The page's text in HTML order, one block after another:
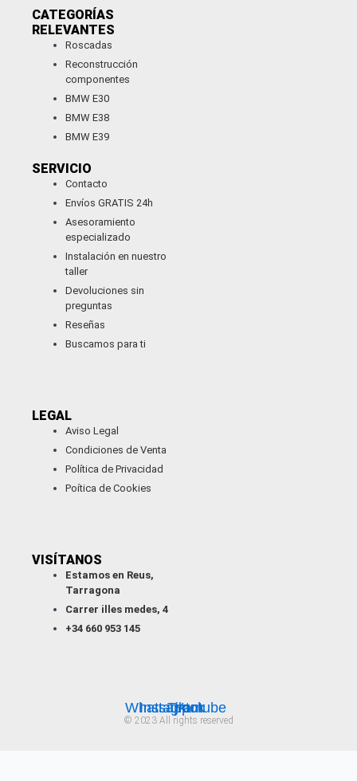
CATEGORÍAS
RELEVANTES​
Roscadas
Reconstrucción
componentes
BMW E30
BMW E38
BMW E39
SERVICIO
Contacto
Envíos GRATIS 24h
Asesoramiento
especializado
Instalación en nuestro
taller
Devoluciones sin
preguntas
Reseñas
Buscamos para ti
LEGAL
Aviso Legal
Condiciones de Venta
Política de Privacidad
Poítica de Cookies
VISÍTANOS
Estamos en Reus,
Tarragona
Carrer illes medes, 4
+34 660 953 145
Whatsapp
Instagram
Tiktok
Youtube
© 2023 All rights reserved